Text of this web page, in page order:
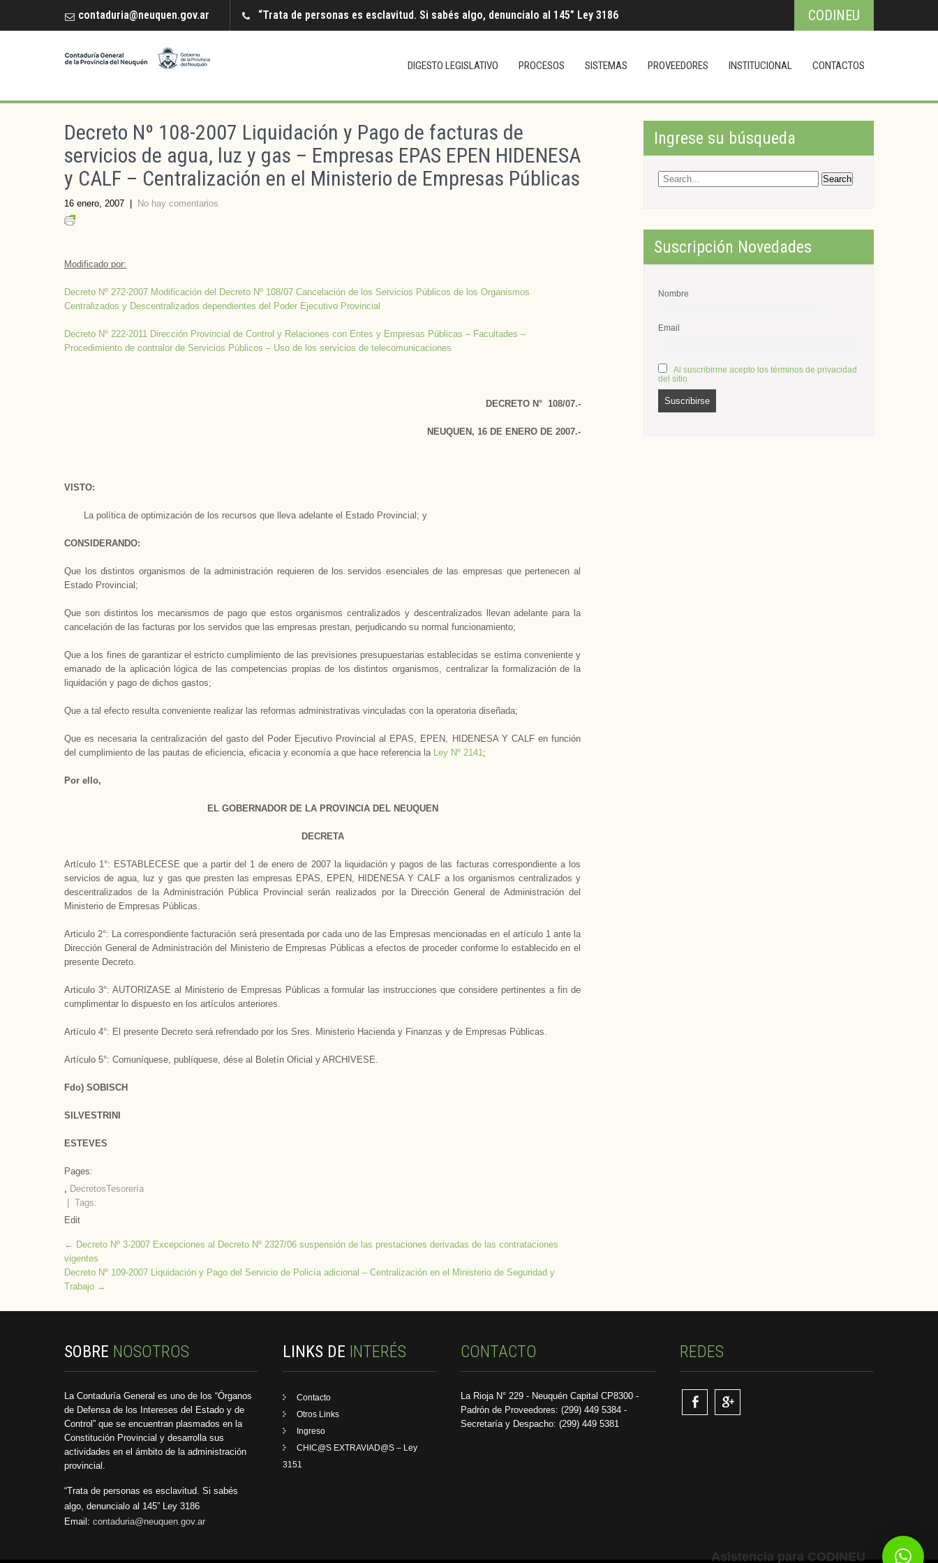
contaduria@neuquen.gov.ar “Trata de personas es esclavitud. Si sabés algo, denuncialo al 145” Ley 3186 CODINEU
DIGESTO LEGISLATIVO PROCESOS SISTEMAS PROVEEDORES INSTITUCIONAL CONTACTOS
Decreto Nº 108-2007 Liquidación y Pago de facturas de
servicios de agua, luz y gas – Empresas EPAS EPEN HIDENESA
y CALF – Centralización en el Ministerio de Empresas Públicas
16 enero, 2007 No hay comentarios
Modificado por:
Decreto Nº 272-2007 Modificación del Decreto Nº 108/07 Cancelación de los Servicios Públicos de los Organismos
Centralizados y Descentralizados dependientes del Poder Ejecutivo Provincial
Decreto Nº 222-2011 Dirección Provincial de Control y Relaciones con Entes y Empresas Públicas – Facultades –
Procedimiento de contralor de Servicios Públicos – Uso de los servicios de telecomunicaciones
DECRETO N° 108/07.-
NEUQUEN, 16 DE ENERO DE 2007.-
VISTO:
La política de optimización de los recursos que lleva adelante el Estado Provincial; y
CONSIDERANDO:
Que los distintos organismos de la administración requieren de los servidos esenciales de las empresas que pertenecen al
Estado Provincial;
Que son distintos los mecanismos de pago que estos organismos centralizados y descentralizados llevan adelante para la
cancelación de las facturas por los servidos que las empresas prestan, perjudicando su normal funcionamiento;
Que a los fines de garantizar el estricto cumplimiento de las previsiones presupuestarias establecidas se estima conveniente y
emanado de la aplicación lógica de las competencias propias de los distintos organismos, centralizar la formalización de la
liquidación y pago de dichos gastos;
Que a tal efecto resulta conveniente realizar las reformas administrativas vinculadas con la operatoria diseñada;
Que es necesaria la centralización del gasto del Poder Ejecutivo Provincial al EPAS, EPEN, HIDENESA Y CALF en función
del cumplimiento de las pautas de eficiencia, eficacia y economía a que hace referencia la Ley Nº 2141;
Por ello,
EL GOBERNADOR DE LA PROVINCIA DEL NEUQUEN
DECRETA
Artículo 1°: ESTABLECESE que a partir del 1 de enero de 2007 la liquidación y pagos de las facturas correspondiente a los
servicios de agua, luz y gas que presten las empresas EPAS, EPEN, HIDENESA Y CALF a los organismos centralizados y
descentralizados de la Administración Pública Provincial serán realizados por la Dirección General de Administración del
Ministerio de Empresas Públicas.­
Articulo 2°: La correspondiente facturación será presentada por cada uno de las Empresas mencionadas en el artículo 1 ante la
Dirección General de Administración del Ministerio de Empresas Públicas a efectos de proceder conforme lo establecido en el
presente Decreto.­
Articulo 3°: AUTORIZASE al Ministerio de Empresas Públicas a formular las instrucciones que considere pertinentes a fin de
cumplimentar lo dispuesto en los artículos anteriores.
Artículo 4°: El presente Decreto será refrendado por los Sres. Ministerio Hacienda y Finanzas y de Empresas Públicas.­
Artículo 5°: Comuníquese, publíquese, dése al Boletín Oficial y ARCHIVESE.
Fdo) SOBISCH
SILVESTRINI
ESTEVES
Pages:
, DecretosTesorería
| Tags:
Edit
Post
navigation
← Decreto Nº 3-2007 Excepciones al Decreto Nº 2327/06 suspensión de las prestaciones derivadas de las contrataciones
vigentes
Decreto Nº 109-2007 Liquidación y Pago del Servicio de Policía adicional – Centralización en el Ministerio de Seguridad y
Trabajo →
Ingrese su búsqueda
Suscripción Novedades
Nombre
Email
Al suscribirme acepto los términos de privacidad
del sitio
SOBRE NOSOTROS
La Contaduría General es uno de los “Órganos
de Defensa de los Intereses del Estado y de
Control” que se encuentran plasmados en la
Constitución Provincial y desarrolla sus
actividades en el ámbito de la administración
provincial.
“Trata de personas es esclavitud. Si sabés
algo, denuncialo al 145” Ley 3186
Email: contaduria@neuquen.gov.ar
LINKS DE INTERÉS
Contacto
Otros Links
Ingreso
CHIC@S EXTRAVIAD@S – Ley
3151
CONTACTO
La Rioja N° 229 - Neuquén Capital CP8300 -
Padrón de Proveedores: (299) 449 5384 -
Secretaría y Despacho: (299) 449 5381
REDES
Asistencia para CODINEU